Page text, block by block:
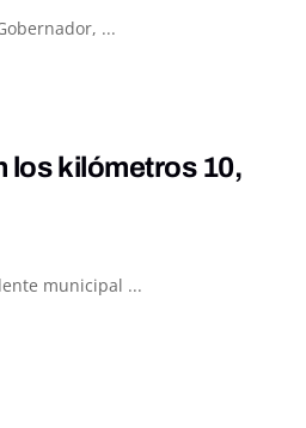
...
los kilómetros 10,
municipal ...